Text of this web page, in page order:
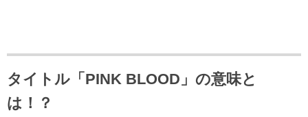
タイトル「PINK BLOOD」の意味と
は！？